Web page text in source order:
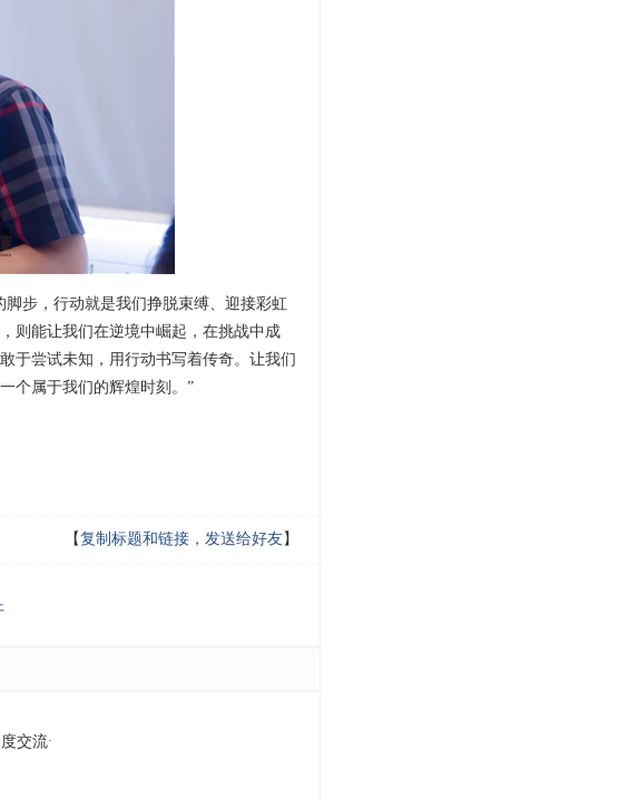
步，行动就是我们挣脱束缚、迎接彩虹
则能让我们在逆境中崛起，在挑战中成
于尝试未知，用行动书写着传奇。让我们
个属于我们的辉煌时刻。”
【复制标题和链接，发送给好友】
·
交流